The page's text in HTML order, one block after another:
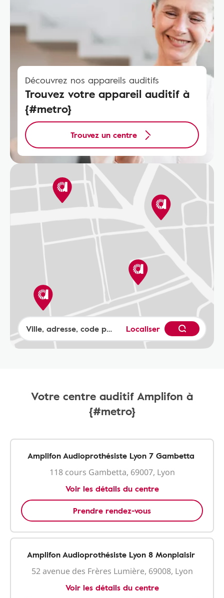
Découvrez nos appareils auditifs
Trouvez votre appareil auditif à
{#metro}
Trouvez un centre
Localiser
Votre centre auditif Amplifon à
{#metro}
Amplifon Audioprothésiste Lyon 7 Gambetta
118 cours Gambetta, 69007, Lyon
Voir les détails du centre
Prendre rendez-vous
Amplifon Audioprothésiste Lyon 8 Monplaisir
52 avenue des Frères Lumière, 69008, Lyon
Voir les détails du centre